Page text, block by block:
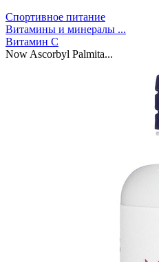
Спортивное питание
Витамины и минералы ...
Витамин C
Now Ascorbyl Palmita...